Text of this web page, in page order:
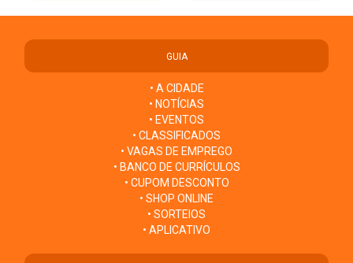
GUIA
• A CIDADE
• NOTÍCIAS
• EVENTOS
• CLASSIFICADOS
• VAGAS DE EMPREGO
• BANCO DE CURRÍCULOS
• CUPOM DESCONTO
• SHOP ONLINE
• SORTEIOS
• APLICATIVO